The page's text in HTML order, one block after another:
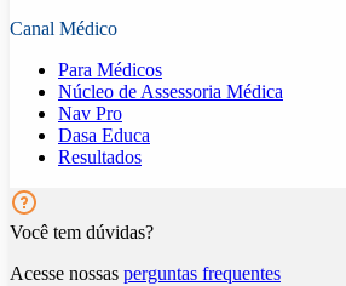
Canal Médico
Para Médicos
Núcleo de Assessoria Médica
Nav Pro
Dasa Educa
Resultados
Você tem dúvidas?
Acesse nossas perguntas frequentes